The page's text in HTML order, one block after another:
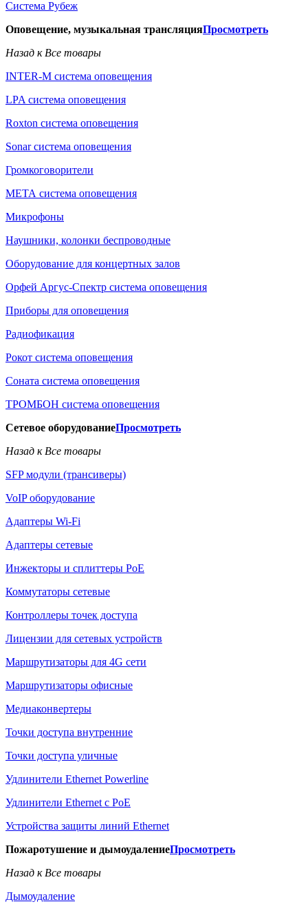
Система Рубеж
Оповещение, музыкальная трансляцияПросмотреть
Назад к Все товары
INTER-M система оповещения
LPA система оповещения
Roxton система оповещения
Sonar система оповещения
Громкоговорители
МЕТА система оповещения
Микрофоны
Наушники, колонки беспроводные
Оборудование для концертных залов
Орфей Аргус-Спектр система оповещения
Приборы для оповещения
Радиофикация
Рокот система оповещения
Соната система оповещения
ТРОМБОН система оповещения
Сетевое оборудованиеПросмотреть
Назад к Все товары
SFP модули (трансиверы)
VoIP оборудование
Адаптеры Wi-Fi
Адаптеры сетевые
Инжекторы и сплиттеры РоЕ
Коммутаторы сетевые
Контроллеры точек доступа
Лицензии для сетевых устройств
Маршрутизаторы для 4G сети
Маршрутизаторы офисные
Медиаконвертеры
Точки доступа внутренние
Точки доступа уличные
Удлинители Ethernet Powerline
Удлинители Ethernet с PoE
Устройства защиты линий Ethernet
Пожаротушение и дымоудалениеПросмотреть
Назад к Все товары
Дымоудаление